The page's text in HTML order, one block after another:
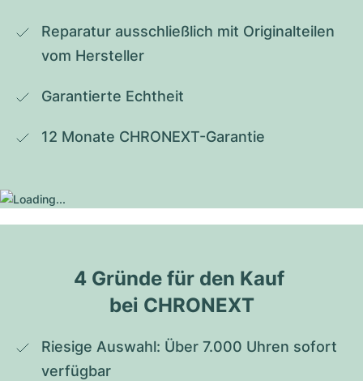
Reparatur ausschließlich mit Originalteilen
vom Hersteller
Garantierte Echtheit
12 Monate CHRONEXT-Garantie
4 Gründe für den Kauf
bei CHRONEXT
Riesige Auswahl: Über 7.000 Uhren sofort
verfügbar